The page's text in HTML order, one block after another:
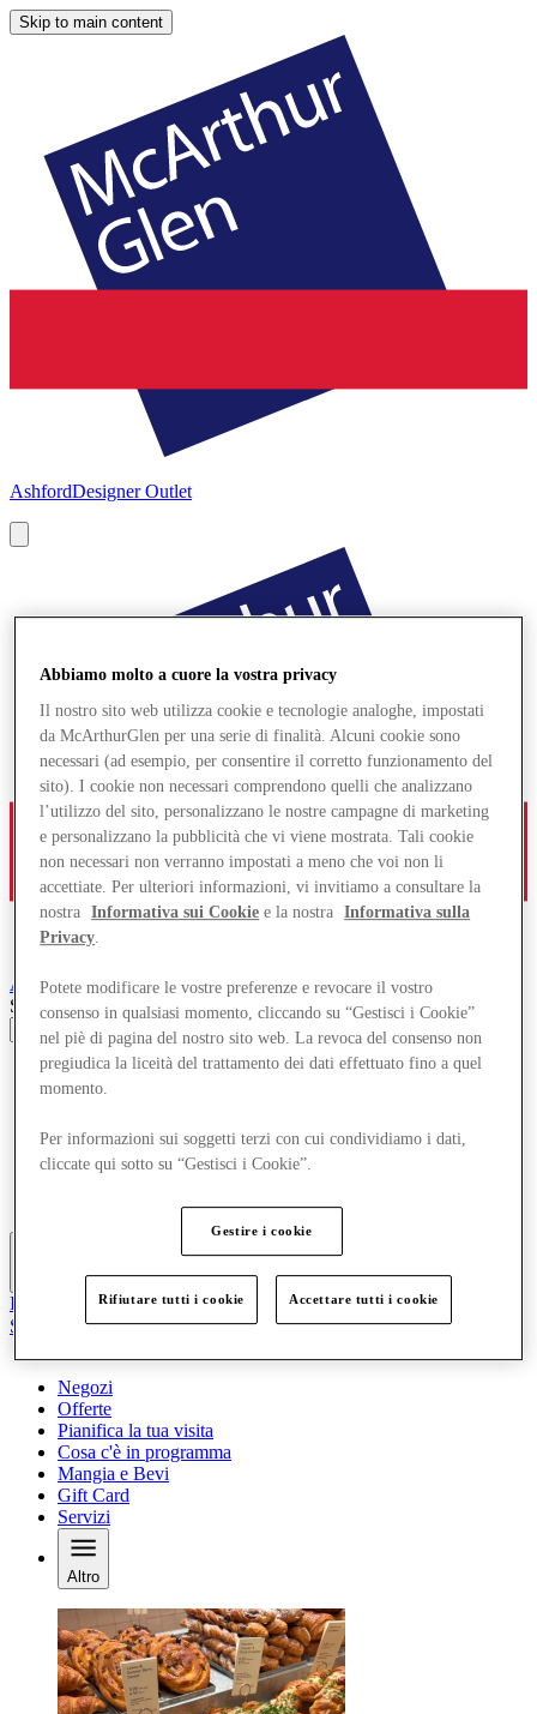
Skip to main content
AshfordDesigner Outlet
AshfordDesigner Outlet
Search input
Negozi
Offerte
Cosa c'è in programma
Mangia e Bevi
Gift Card
Il Club
Salvata
Negozi
Offerte
Pianifica la tua visita
Cosa c'è in programma
Mangia e Bevi
Gift Card
Servizi
Altro
Abbiamo molto a cuore la vostra privacy
Il nostro sito web utilizza cookie e tecnologie analoghe, impostati
da McArthurGlen per una serie di finalità. Alcuni cookie sono
necessari (ad esempio, per consentire il corretto funzionamento del
sito). I cookie non necessari comprendono quelli che analizzano
l’utilizzo del sito, personalizzano le nostre campagne di marketing
e personalizzano la pubblicità che vi viene mostrata. Tali cookie
non necessari non verranno impostati a meno che voi non li
accettiate. Per ulteriori informazioni, vi invitiamo a consultare la
nostra
Informativa sui Cookie e la nostra
Informativa sulla
Privacy
Potete modificare le vostre preferenze e revocare il vostro
consenso in qualsiasi momento, cliccando su “Gestisci i Cookie”
nel piè di pagina del nostro sito web. La revoca del consenso non
pregiudica la liceità del trattamento dei dati effettuato fino a quel
momento.
Per informazioni sui soggetti terzi con cui condividiamo i dati,
cliccate qui sotto su “Gestisci i Cookie”.
Gestire i cookie
Rifiutare tutti i cookie Accettare tutti i cookie